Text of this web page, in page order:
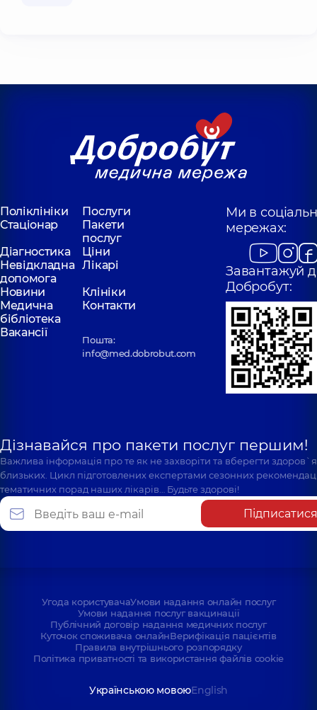
Поліклініки
Послуги
Стаціонар
Пакети
послуг
Діагностика
Ціни
Невідкладна
допомога
Лікарі
Новини
Клініки
Медична
бібліотека
Контакти
Вакансії
Пошта:
info@med.dobrobut.com
Ми в
мережах:
Завантажуй
Добробут:
Дізнавайся про пакети послуг першим!
Важлива інформація про те як не захворіти та вберегти
близьких. Цикл підготовлених експертами сезонних
тематичних порад наших лікарів… Будьте здорові!
Підписатися
Угода користувачаУмови надання онлайн послуг
Умови надання послуг вакцинації
Публічний договір надання медичних послуг
Куточок споживача онлайнВерифікація пацієнтів
Правила внутрішнього розпорядку
Політика приватності та використання файлів cookie
Українською мовоюEnglish